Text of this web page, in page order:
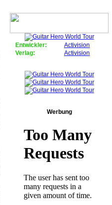
Entwickler:
Activision
Verlag:
Activision
Werbung